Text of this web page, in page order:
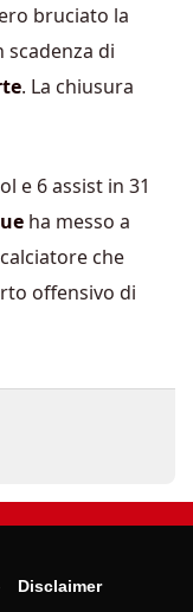
bruciato la
scadenza di
. La chiusura
e 6 assist in 31
ha messo a
che
offensivo di
Disclaimer